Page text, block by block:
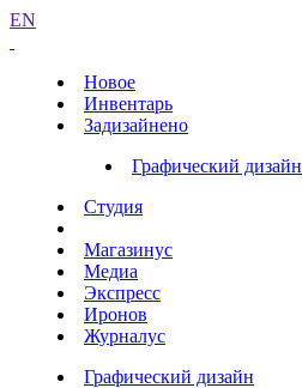
EN
Новое
Инвентарь
Задизайнено
Графический дизайн
Студия
Магазинус
Медиа
Экспресс
Иронов
Журналус
Графический дизайн